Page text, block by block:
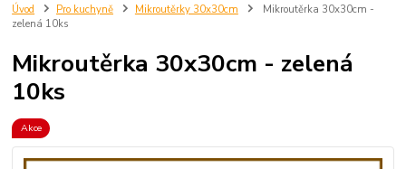
Úvod Pro kuchyně Mikroutěrky 30x30cm
Mikroutěrka 30x30cm -
zelená 10ks
Mikroutěrka 30x30cm - zelená
10ks
Akce